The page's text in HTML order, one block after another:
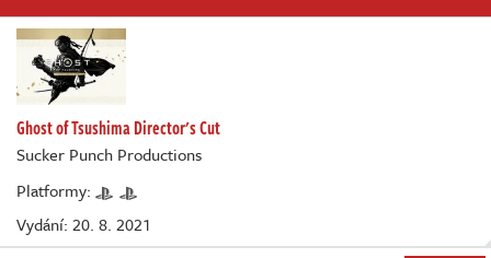
Ghost of Tsushima Director's Cut
Sucker Punch Productions
Platformy:
Vydání: 20. 8. 2021